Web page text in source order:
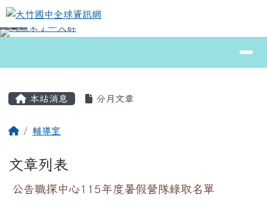
跳至主內容區
大竹國中全球資訊網
⏸
本站消息 分月文章
回首頁輔導室
文章列表
公告職探中心115年度暑假營隊錄取名單